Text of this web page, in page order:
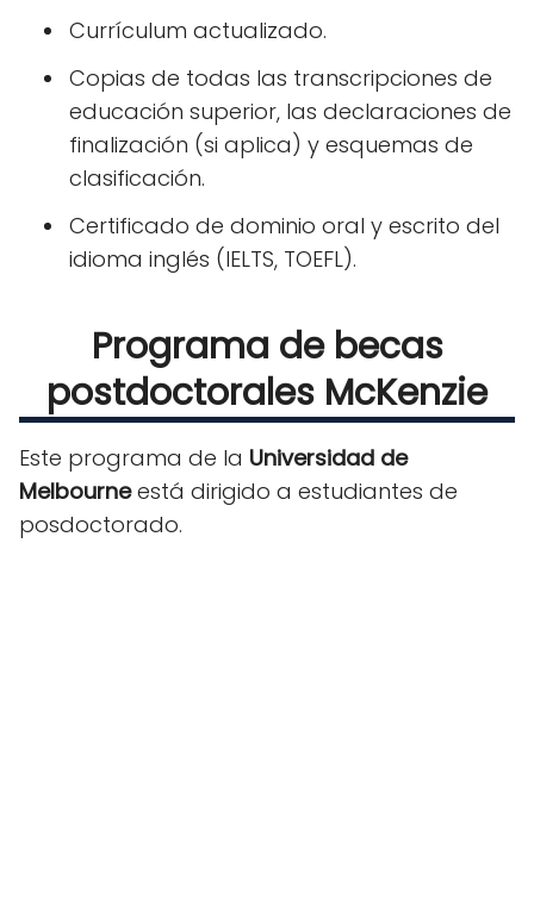
Currículum actualizado.
Copias de todas las transcripciones de
educación superior, las declaraciones de
finalización (si aplica) y esquemas de
clasificación.
Certificado de dominio oral y escrito del
idioma inglés (IELTS, TOEFL).
Programa de becas
postdoctorales McKenzie
Este programa de la Universidad de
Melbourneestá dirigido a estudiantes de
posdoctorado.